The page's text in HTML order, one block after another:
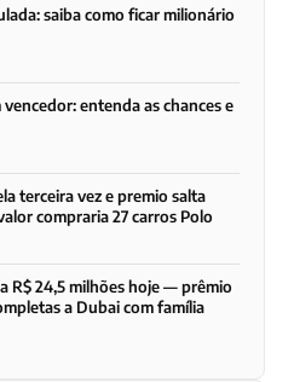
saiba como ficar milionário
entenda as chances e
terceira vez e premio salta
compraria 27 carros Polo
R$ 24,5 milhões hoje — prêmio
a Dubai com família